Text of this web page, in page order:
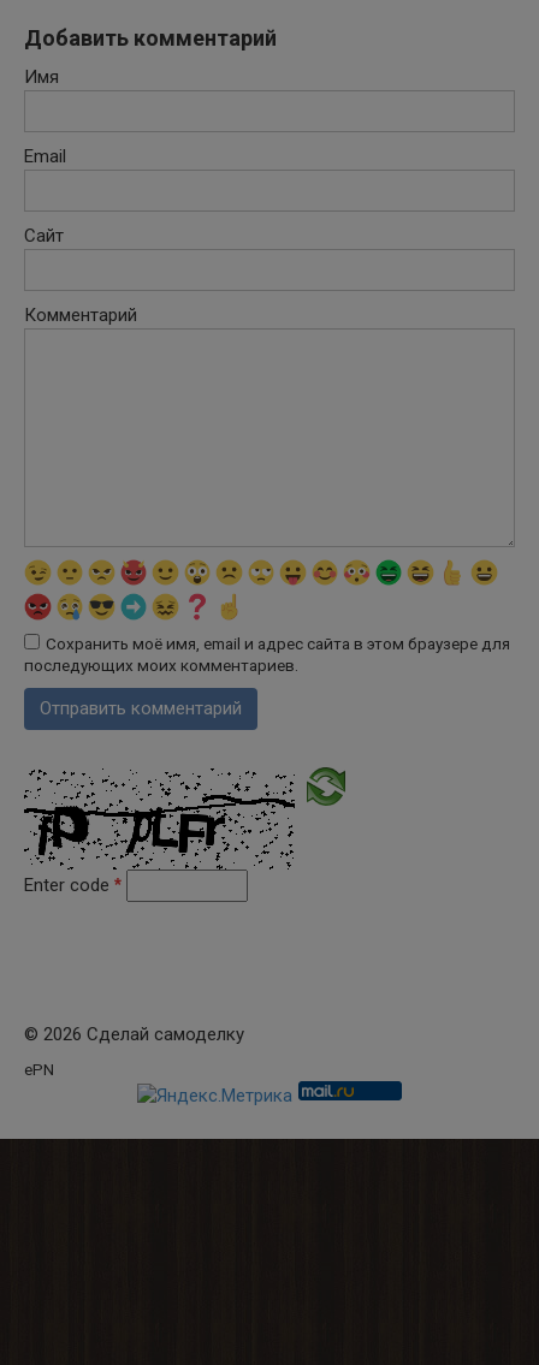
Добавить комментарий
Имя
Email
Сайт
Комментарий
Сохранить моё имя, email и адрес сайта в этом браузере для
последующих моих комментариев.
Enter code *
© 2026 Сделай самоделку
ePN